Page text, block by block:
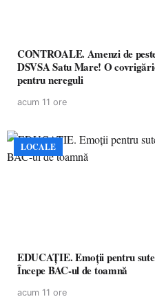
CONTROALE. Amenzi de
DSVSA Satu Mare! O
pentru nereguli
acum 11 ore
LOCALE
EDUCAȚIE. Emoții pentru
Începe BAC-ul de toamnă
acum 11 ore